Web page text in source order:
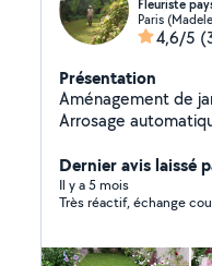
Fleuriste
Paris
4,6/5
Présentation
Aménagement de jardin,
Arrosage
Dernier avis laissé
Il y a 5 mois